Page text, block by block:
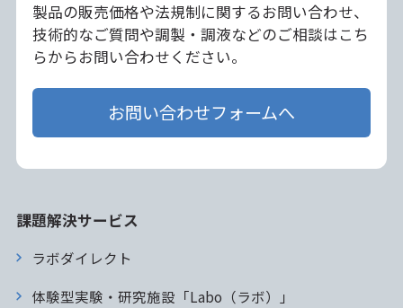
製品の販売価格や法規制に関するお問い合わせ、
技術的なご質問や調製・調液などのご相談はこち
らからお問い合わせください。
お問い合わせフォームへ
課題解決サービス
ラボダイレクト
体験型実験・研究施設「Labo（ラボ）」